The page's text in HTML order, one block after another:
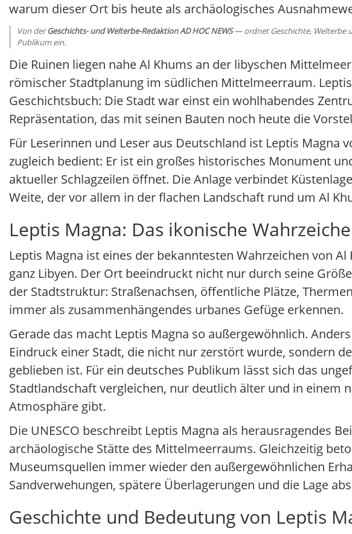
warum dieser Ort bis heute als archäologisches
Von derGeschichts- und Welterbe-Redaktion AD HOC NEWS— ordnet Geschichte, Welterbe
Publikum ein.
Die Ruinen liegen nahe Al Khums an der libyschen
römischer Stadtplanung im südlichen Mittelmeerraum.
Geschichtsbuch: Die Stadt war einst ein wohlhabendes
Repräsentation, das mit seinen Bauten noch heute die
Für Leserinnen und Leser aus Deutschland ist Leptis
zugleich bedient: Er ist ein großes historisches Monument
aktueller Schlagzeilen öffnet. Die Anlage verbindet
Weite, der vor allem in der flachen Landschaft rund um Al
Leptis Magna: Das ikonische
Leptis Magna ist eines der bekanntesten Wahrzeichen von
ganz Libyen. Der Ort beeindruckt nicht nur durch seine
der Stadtstruktur: Straßenachsen, öffentliche Plätze,
immer als zusammenhängendes urbanes Gefüge erkennen.
Gerade das macht Leptis Magna so außergewöhnlich.
Eindruck einer Stadt, die nicht nur zerstört wurde, sondern
geblieben ist. Für ein deutsches Publikum lässt sich das
Stadtlandschaft vergleichen, nur deutlich älter und in einem
Atmosphäre gibt.
Die UNESCO beschreibt Leptis Magna als herausragendes
archäologische Stätte des Mittelmeerraums. Gleichzeitig
Museumsquellen immer wieder den außergewöhnlichen
Sandverwehungen, spätere Überlagerungen und die Lage
Geschichte und Bedeutung von Leptis